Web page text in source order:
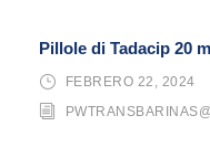
Pillole di Tadacip 20
FEBRERO 22, 2024